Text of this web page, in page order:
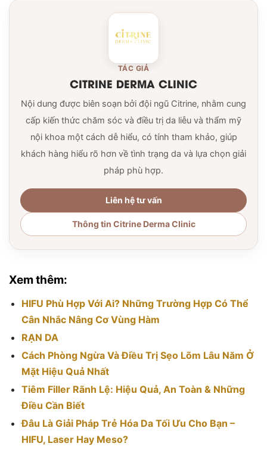
TÁC GIẢ
CITRINE DERMA CLINIC
Nội dung được biên soạn bởi đội ngũ Citrine, nhằm cung
cấp kiến thức chăm sóc và điều trị da liễu và thẩm mỹ
nội khoa một cách dễ hiểu, có tính tham khảo, giúp
khách hàng hiểu rõ hơn về tình trạng da và lựa chọn giải
pháp phù hợp.
Liên hệ tư vấn
Thông tin Citrine Derma Clinic
Xem thêm:
HIFU Phù Hợp Với Ai? Những Trường Hợp Có Thể
Cân Nhắc Nâng Cơ Vùng Hàm
RẠN DA
Cách Phòng Ngừa Và Điều Trị Sẹo Lõm Lâu Năm Ở
Mặt Hiệu Quả Nhất
Tiêm Filler Rãnh Lệ: Hiệu Quả, An Toàn & Những
Điều Cần Biết
Đâu Là Giải Pháp Trẻ Hóa Da Tối Ưu Cho Bạn –
HIFU, Laser Hay Meso?